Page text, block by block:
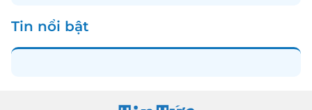
Tin nổi bật